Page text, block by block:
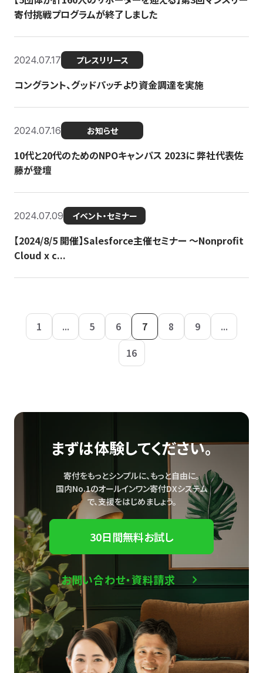
寄付挑戦プログラムが終了しました
2024.07.17 プレスリリース
コングラント、グッドパッチより資金調達を実施
2024.07.16 お知らせ
10代と20代のためのNPOキャンパス 2023に 弊社代表佐
藤が登壇
2024.07.09 イベント・セミナー
【2024/8/5 開催】Salesforce主催セミナー 〜Nonprofit
Cloud x c...
1 ... 5 6 7 8 9
...
16
まずは体験してください。
寄付をもっとシンプルに、もっと自由に。
国内No.1のオールインワン寄付DXシステム
で、支援をはじめましょう。
30日間無料お試し
お問い合わせ・資料請求